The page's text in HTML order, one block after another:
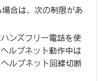
合は、次の制限があ
ンズフリー電話を使
ルプネット動作中は
ルプネット回線切断